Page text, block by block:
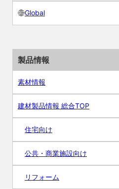
Global
製品情報
素材情報
建材製品情報 総合TOP
住宅向け
公共・商業施設向け
リフォーム